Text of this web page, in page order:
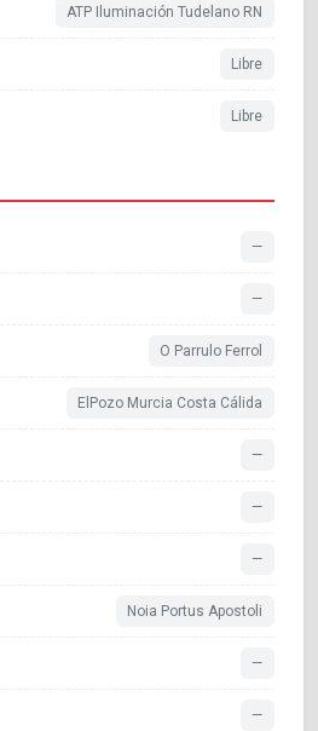
ATP Iluminación Tudelano RN
Libre
Libre
—
—
O Parrulo Ferrol
ElPozo Murcia Costa Cálida
—
—
—
Noia Portus Apostoli
—
—